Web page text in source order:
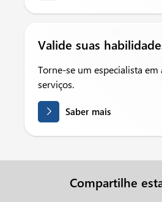
Valide suas
Torne-se um especialista em
serviços.
Saber mais
Compartilhe